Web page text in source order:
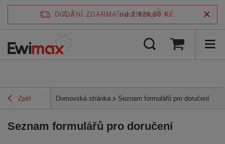
DODÁNÍ ZDARMA od 2 820,00 Kč
Zpět Domovská stránka Seznam formulářů pro doručení
Seznam formulářů pro doručení
4.7 /5 ověřeno podle